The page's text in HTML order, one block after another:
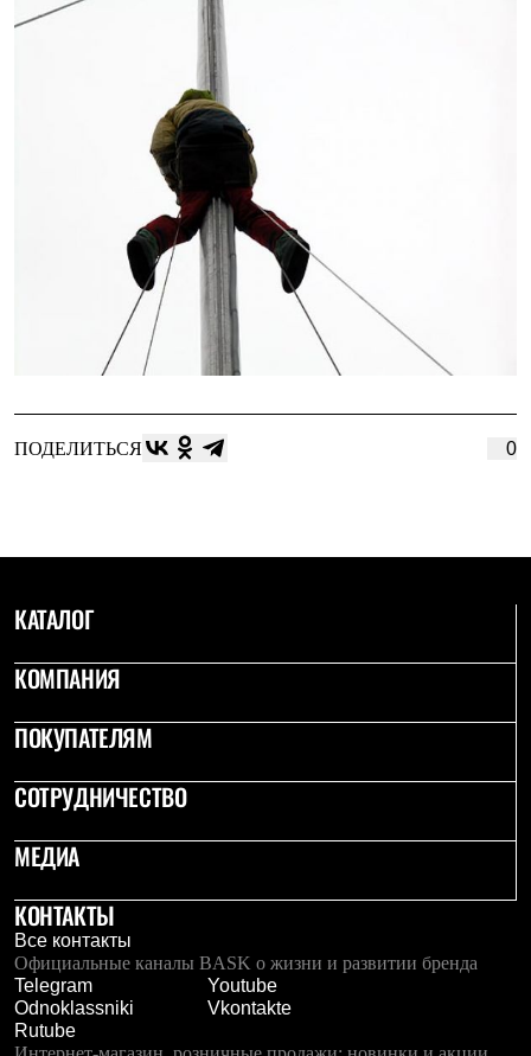
ПОДЕЛИТЬСЯ 0
КАТАЛОГ
КОМПАНИЯ
ПОКУПАТЕЛЯМ
СОТРУДНИЧЕСТВО
МЕДИА
КОНТАКТЫ
Все контакты
Официальные каналы BASK о жизни и развитии бренда
Telegram
Youtube
Odnoklassniki
Vkontakte
Rutube